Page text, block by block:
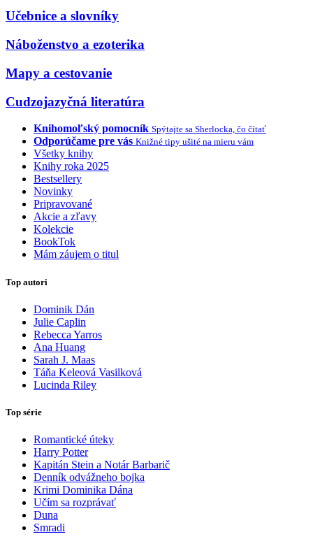
Učebnice a slovníky
Náboženstvo a ezoterika
Mapy a cestovanie
Cudzojazyčná literatúra
Knihomoľský pomocník Spýtajte sa Sherlocka, čo čítať
Odporúčame pre vás Knižné tipy ušité na mieru vám
Všetky knihy
Knihy roka 2025
Bestsellery
Novinky
Pripravované
Akcie a zľavy
Kolekcie
BookTok
Mám záujem o titul
Top autori
Dominik Dán
Julie Caplin
Rebecca Yarros
Ana Huang
Sarah J. Maas
Táňa Keleová Vasilková
Lucinda Riley
Top série
Romantické úteky
Harry Potter
Kapitán Stein a Notár Barbarič
Denník odvážneho bojka
Krimi Dominika Dána
Učím sa rozprávať
Duna
Smradi